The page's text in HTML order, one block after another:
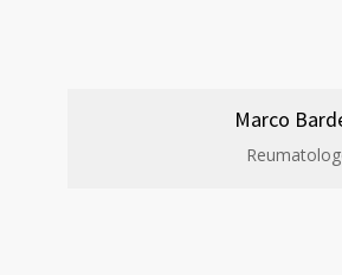
Marco